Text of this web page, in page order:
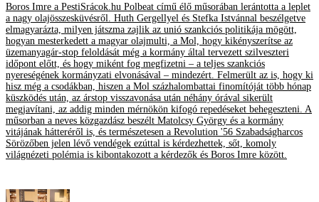
Boros Imre a PestiSrácok.hu Polbeat című élő műsorában lerántotta a leplet
a nagy olajösszesküvésről. Huth Gergellyel és Stefka Istvánnal beszélgetve
elmagyarázta, milyen játszma zajlik az unió szankciós politikája mögött,
hogyan mesterkedett a magyar olajmulti, a Mol, hogy kikényszerítse az
üzemanyagár-stop feloldását még a kormány által tervezett szilveszteri
időpont előtt, és hogy miként fog megfizetni – a teljes szankciós
nyereségének kormányzati elvonásával – mindezért. Felmerült az is, hogy ki
hisz még a csodákban, hiszen a Mol százhalombattai finomítóját több hónap
küszködés után, az árstop visszavonása után néhány órával sikerült
megjavítani, az addig minden mérnökön kifogó repedéseket behegeszteni. A
műsorban a neves közgazdász beszélt Matolcsy György és a kormány
vitájának hátteréről is, és természetesen a Revolution '56 Szabadságharcos
Sörözőben jelen lévő vendégek ezúttal is kérdezhettek, sőt, komoly
világnézeti polémia is kibontakozott a kérdezők és Boros Imre között.